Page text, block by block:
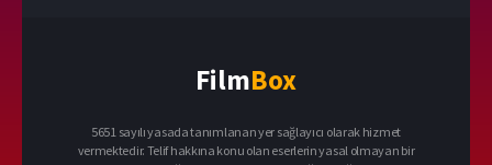
FilmBox
5651 sayılı yasada tanımlanan yer sağlayıcı olarak hizmet
vermektedir. Telif hakkına konu olan eserlerin yasal olmayan bir